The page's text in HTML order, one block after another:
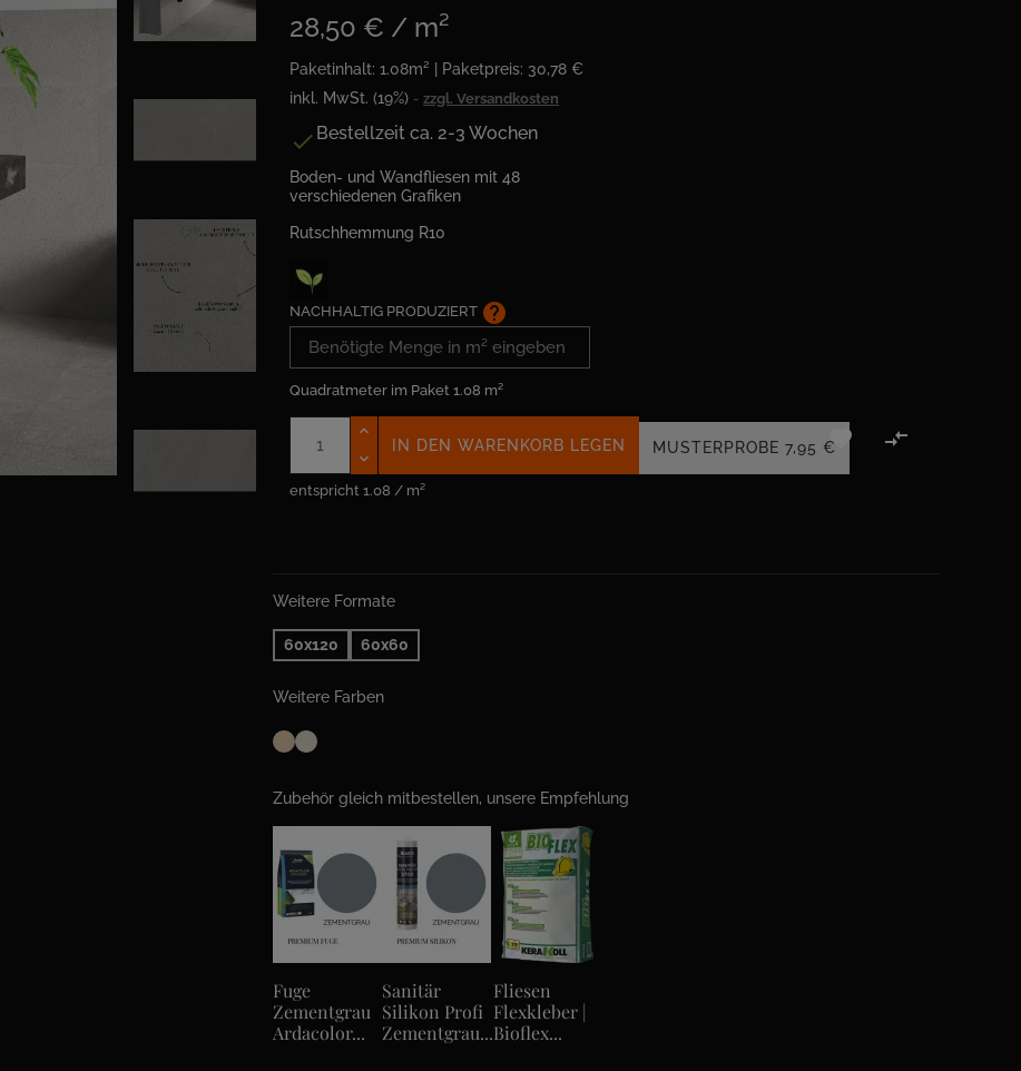
28,50 € / m²
Paketinhalt: 1.08m² | Paketpreis: 30,78 €
inkl. MwSt. (19%)
zzgl. Versandkosten
 Bestellzeit ca. 2-3 Wochen
Boden- und Wandfliesen mit 48
verschiedenen Grafiken
Rutschhemmung R10
NACHHALTIG PRODUZIERT help
Quadratmeter im Paket 1.08 m²
entspricht 1.08 / m²
IN DEN WARENKORB LEGEN  
MUSTERPROBE 7,95 €
Weitere Formate
60x120 60x60
Weitere Farben
Zubehör gleich mitbestellen, unsere Empfehlung
Fuge
Zementgrau
Ardacolor...
Sanitär
Silikon Profi
Zementgrau...
Fliesen
Flexkleber |
Bioflex...